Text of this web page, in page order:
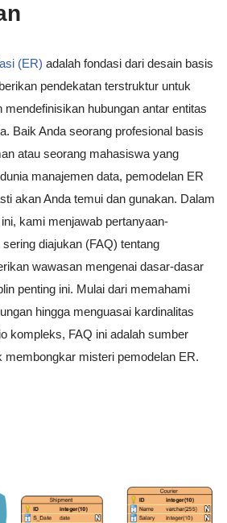
(ER) adalah fondasi dari desain basis
pendekatan terstruktur untuk
hubungan antar entitas
Baik Anda seorang profesional basis
atau seorang mahasiswa yang
manajemen data, pemodelan ER
akan Anda temui dan gunakan. Dalam
kami menjawab pertanyaan-
diajukan (FAQ) tentang
wawasan mengenai dasar-dasar
penting ini. Mulai dari memahami
hingga menguasai kardinalitas
kompleks, FAQ ini adalah sumber
membongkar misteri pemodelan ER.